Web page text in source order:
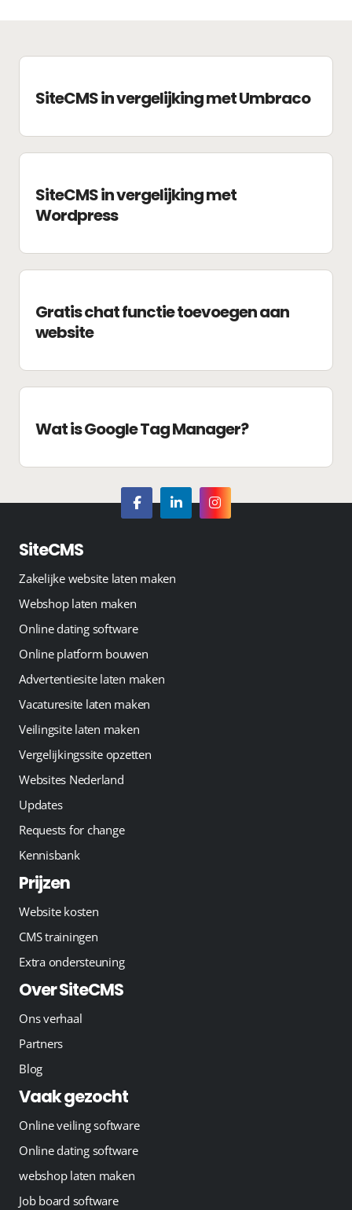
SiteCMS in vergelijking met Umbraco
SiteCMS in vergelijking met
Wordpress
Gratis chat functie toevoegen aan
website
Wat is Google Tag Manager?
SiteCMS
Zakelijke website laten maken
Webshop laten maken
Online dating software
Online platform bouwen
Advertentiesite laten maken
Vacaturesite laten maken
Veilingsite laten maken
Vergelijkingssite opzetten
Websites Nederland
Updates
Requests for change
Kennisbank
Prijzen
Website kosten
CMS trainingen
Extra ondersteuning
Over SiteCMS
Ons verhaal
Partners
Blog
Vaak gezocht
Online veiling software
Online dating software
webshop laten maken
Job board software